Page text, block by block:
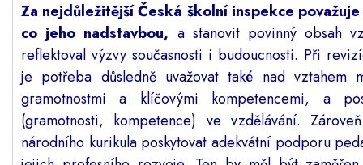
Za nejdůležitější Česká školní inspekce
co jeho nadstavbou, a stanovit povinný obsah
reflektoval výzvy současnosti i budoucnosti. Při
je potřeba důsledně uvažovat také nad vztahem
gramotnostmi a klíčovými kompetencemi, a
(gramotnosti, kompetence) ve vzdělávání.
národního kurikula poskytovat adekvátní podporu